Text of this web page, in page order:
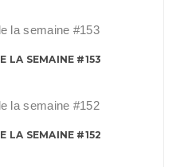
LA SEMAINE #153
LA SEMAINE #152